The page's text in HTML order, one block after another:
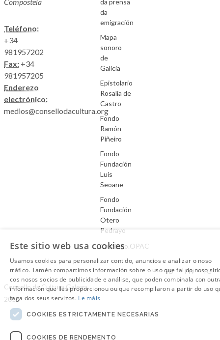
Teléfono:
+34
981957202
Fax: +34
981957205
Enderezo
electrónico:
medios@consellodacultura.org
da prensa
da
emigración
Mapa
sonoro
de
Galicia
Epistolario
Rosalía de
Castro
Fondo
Ramón
Piñeiro
Fondo
Fundación
Luís
Seoane
Fondo
Fundación
Otero
Pedrayo
Catálogo.OPAC
Aviso Legal
Consello da Cultura Galega.
2016
FB TW IG
Este sitio web usa cookies
Usamos cookies para personalizar contido, anuncios e analizar o noso
tráfico. Tamén compartimos información sobre o uso que fai do noso
cos nosos socios de publicidade e análise, que poden combinala con
información que lles proporcionou ou que recompilaron a partir do uso
faga dos seus servizos. Le máis
COOKIES ESTRICTAMENTE NECESARIAS
COOKIES DE RENDEMENTO